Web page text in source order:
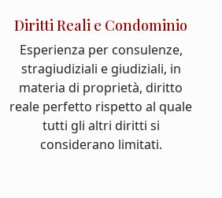
Diritti Reali e Condominio
Esperienza per consulenze,
stragiudiziali e giudiziali, in
materia di proprietà, diritto
reale perfetto rispetto al quale
tutti gli altri diritti si
considerano limitati.